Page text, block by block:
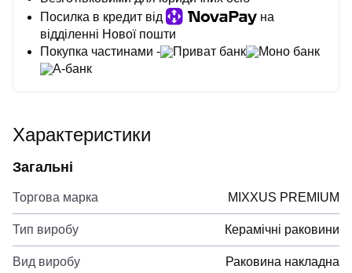
Посилка в кредит від
на
відділенні Нової пошти
Покупка частинами -
Приват банк
Моно банк
А-банк
Характеристики
Загальні
Торгова марка MIXXUS PREMIUM
Тип виробу Керамічні раковини
Вид виробу Раковина накладна